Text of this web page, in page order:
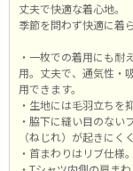
丈夫で快適な着心地。
季節を問わず快適に着
・一枚での着用にも耐
用。丈夫で、通気性・
用できます。
・生地には毛羽立ちを
・脇下に縫い目のない
（ねじれ）が起きにく
・首まわりはリブ仕様